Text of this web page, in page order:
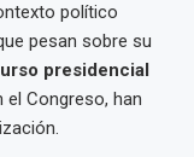
político
pesan sobre su
presidencial
Congreso, han